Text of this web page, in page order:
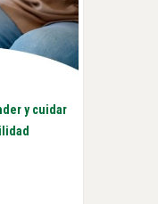
y cuidar